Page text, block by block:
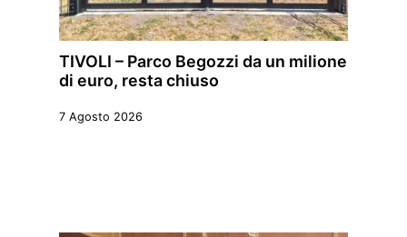
TIVOLI – Parco Begozzi da un milione
di euro, resta chiuso
7 Agosto 2026